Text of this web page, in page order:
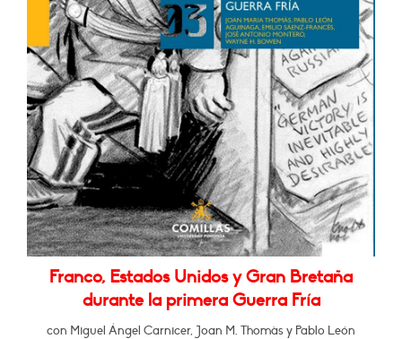
Franco, Estados Unidos y Gran Bretaña
durante la primera Guerra Fría
con Miguel Ángel Carnicer, Joan M. Thomàs y Pablo León